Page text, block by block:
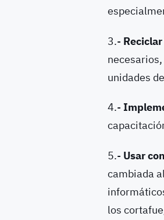
3.-
unidades
4.-
5.- Usar
cambiada
los